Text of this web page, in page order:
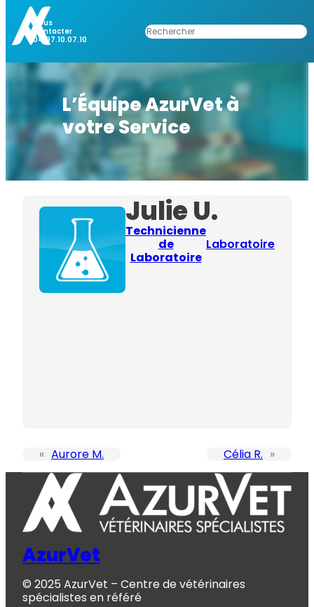
Nous
Contacter
04.97.10.07.10
Rechercher
L’Équipe AzurVet à
votre Service
Julie U.
Technicienne
de
Laboratoire
Laboratoire
« Aurore M. Célia R. »
AzurVet
© 2025 AzurVet – Centre de vétérinaires
spécialistes en référé